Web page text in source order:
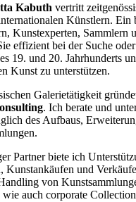
Kabuth vertritt
Künstlern. Ein
Kunstexperten, Sammlern
effizient bei der Suche
19. und 20. Jahrhunderts
Kunst zu unterstützen.
Galerietätigkeit
. Ich berate und
des Aufbaus,
Partner biete ich
Kunstankäufen und
von
auch corporate